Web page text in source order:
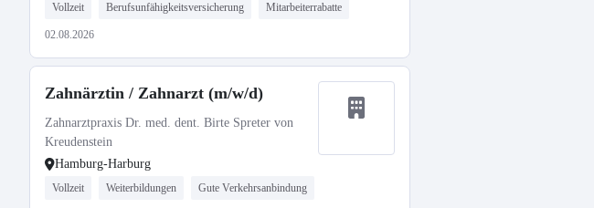
Vollzeit Berufsunfähigkeitsversicherung Mitarbeiterrabatte
02.08.2026
Zahnärztin / Zahnarzt (m/w/d)
Zahnarztpraxis Dr. med. dent. Birte Spreter von
Kreudenstein
Hamburg-Harburg
Vollzeit Weiterbildungen Gute Verkehrsanbindung